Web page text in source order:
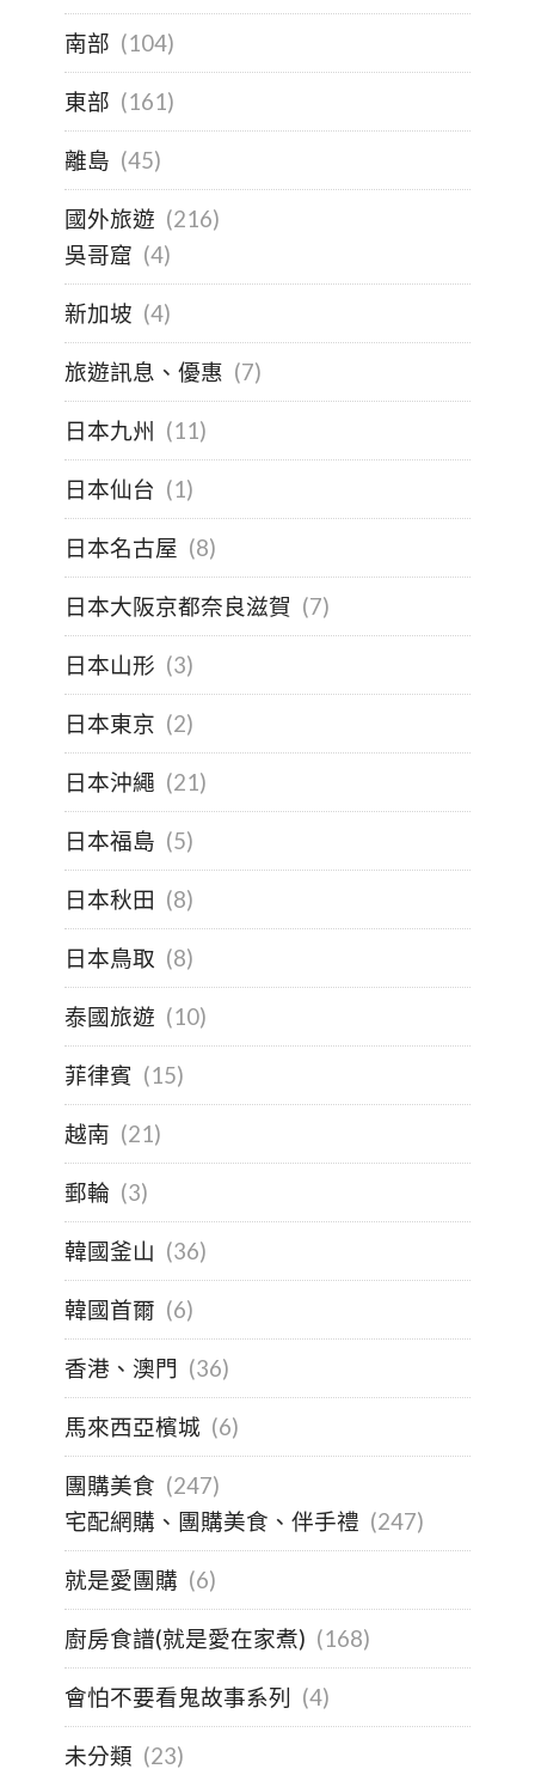
南部 (104)
東部 (161)
離島 (45)
國外旅遊 (216)
吳哥窟 (4)
新加坡 (4)
旅遊訊息、優惠 (7)
日本九州 (11)
日本仙台 (1)
日本名古屋 (8)
日本大阪京都奈良滋賀 (7)
日本山形 (3)
日本東京 (2)
日本沖繩 (21)
日本福島 (5)
日本秋田 (8)
日本鳥取 (8)
泰國旅遊 (10)
菲律賓 (15)
越南 (21)
郵輪 (3)
韓國釜山 (36)
韓國首爾 (6)
香港、澳門 (36)
馬來西亞檳城 (6)
團購美食 (247)
宅配網購、團購美食、伴手禮 (247)
就是愛團購 (6)
廚房食譜(就是愛在家煮) (168)
會怕不要看鬼故事系列 (4)
未分類 (23)